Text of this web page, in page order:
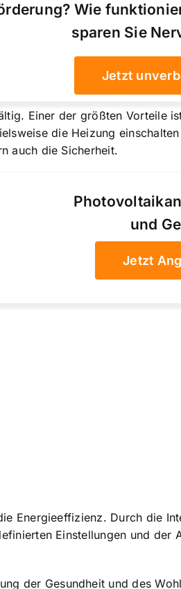
Wie
sparen Sie
Jetzt
Einer der größten Vorteile
die Heizung
auch die Sicherheit.
und
Jetzt
Energieeffizienz. Durch die
Einstellungen und
der Gesundheit und des